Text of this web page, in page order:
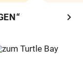
chevron_right